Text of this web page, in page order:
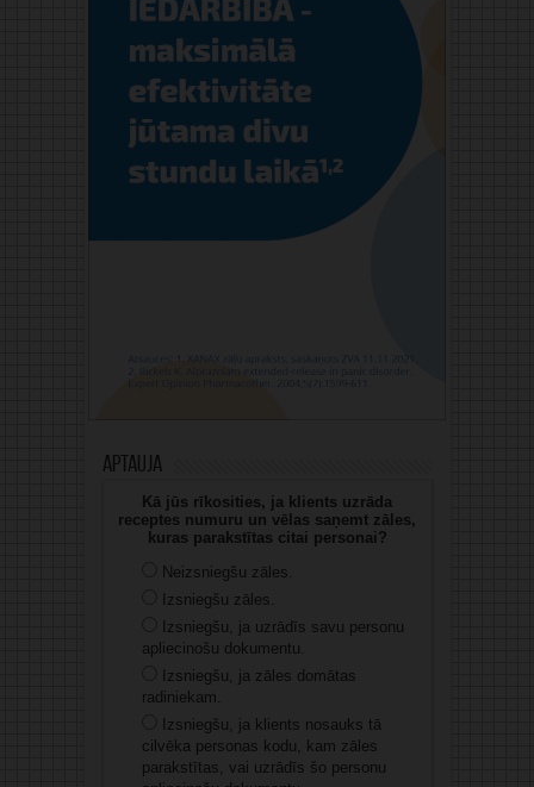
Aptauja
Kā jūs rīkosities, ja klients uzrāda
receptes numuru un vēlas saņemt zāles,
kuras parakstītas citai personai?
Neizsniegšu zāles.
Izsniegšu zāles.
Izsniegšu, ja uzrādīs savu personu
apliecinošu dokumentu.
Izsniegšu, ja zāles domātas
radiniekam.
Izsniegšu, ja klients nosauks tā
cilvēka personas kodu, kam zāles
parakstītas, vai uzrādīs šo personu